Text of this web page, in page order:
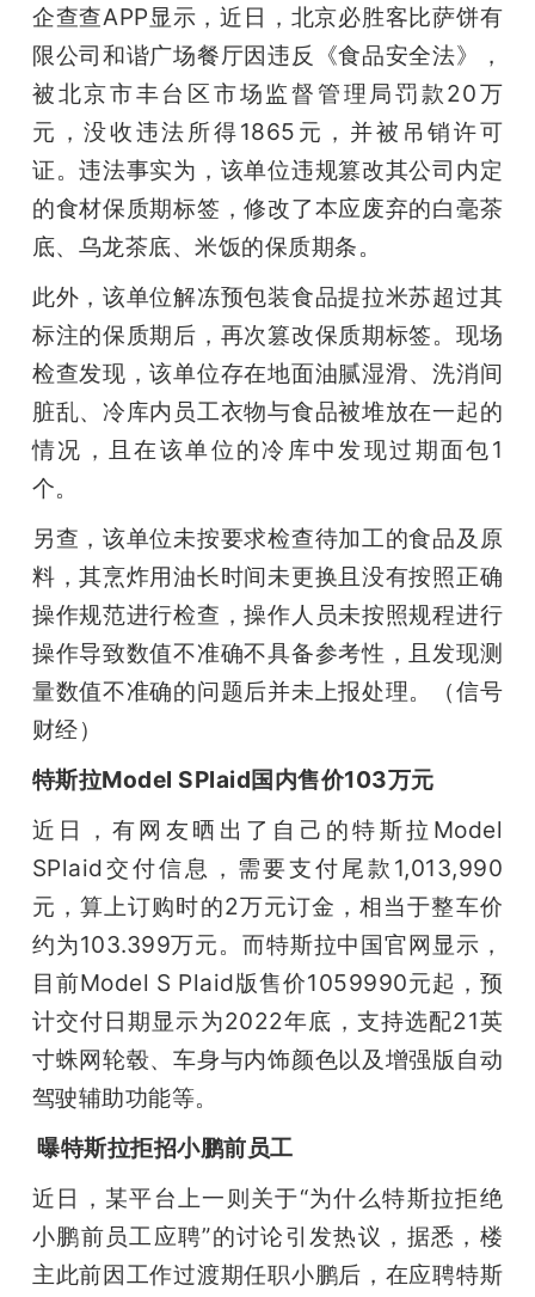
题
爱
搞
企查查APP显示，近日，北京必胜客比萨饼有
限公司和谐广场餐厅因违反《食品安全法》，
被北京市丰台区市场监督管理局罚款20万
元，没收违法所得1865元，并被吊销许可
证。违法事实为，该单位违规篡改其公司内定
的食材保质期标签，修改了本应废弃的白毫茶
底、乌龙茶底、米饭的保质期条。
此外，该单位解冻预包装食品提拉米苏超过其
标注的保质期后，再次篡改保质期标签。现场
检查发现，该单位存在地面油腻湿滑、洗消间
脏乱、冷库内员工衣物与食品被堆放在一起的
情况，且在该单位的冷库中发现过期面包1
个。
另查，该单位未按要求检查待加工的食品及原
料，其烹炸用油长时间未更换且没有按照正确
操作规范进行检查，操作人员未按照规程进行
操作导致数值不准确不具备参考性，且发现测
量数值不准确的问题后并未上报处理。（信号
财经）
特斯拉Model SPlaid国内售价103万元
近日，有网友晒出了自己的特斯拉Model
SPlaid交付信息，需要支付尾款1,013,990
元，算上订购时的2万元订金，相当于整车价
约为103.399万元。而特斯拉中国官网显示，
目前Model S Plaid版售价1059990元起，预
计交付日期显示为2022年底，支持选配21英
寸蛛网轮毂、车身与内饰颜色以及增强版自动
驾驶辅助功能等。
曝特斯拉拒招小鹏前员工
近日，某平台上一则关于“为什么特斯拉拒绝
小鹏前员工应聘”的讨论引发热议，据悉，楼
主此前因工作过渡期任职小鹏后，在应聘特斯